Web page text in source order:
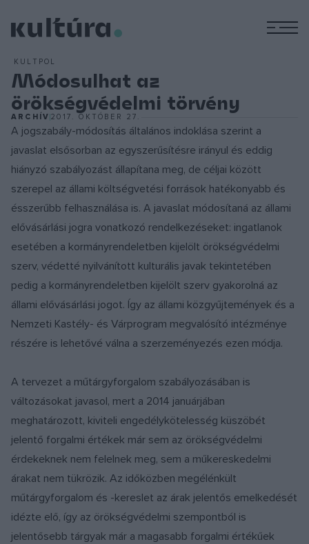
KULTPOL
Módosulhat az
örökségvédelmi törvény
ARCHÍV2017. OKTÓBER 27.
A jogszabály-módosítás általános indoklása szerint a
javaslat elsősorban az egyszerűsítésre irányul és eddig
hiányzó szabályozást állapítana meg, de céljai között
szerepel az állami költségvetési források hatékonyabb és
ésszerűbb felhasználása is. A javaslat módosítaná az állami
elővásárlási jogra vonatkozó rendelkezéseket: ingatlanok
esetében a kormányrendeletben kijelölt örökségvédelmi
szerv, védetté nyilvánított kulturális javak tekintetében
pedig a kormányrendeletben kijelölt szerv gyakorolná az
állami elővásárlási jogot. Így az állami közgyűjtemények és a
Nemzeti Kastély- és Várprogram megvalósító intézménye
részére is lehetővé válna a szerzeményezés ezen módja.
A tervezet a műtárgyforgalom szabályozásában is
változásokat javasol, mert a 2014 januárjában
meghatározott, kiviteli engedélykötelesség küszöbét
jelentő forgalmi értékek már sem az örökségvédelmi
érdekeknek nem felelnek meg, sem a műkereskedelmi
árakat nem tükrözik. Az időközben megélénkült
műtárgyforgalom és -kereslet az árak jelentős emelkedését
idézte elő, így az örökségvédelmi szempontból is
jelentősebb tárgyak már a magasabb forgalmi értékűek